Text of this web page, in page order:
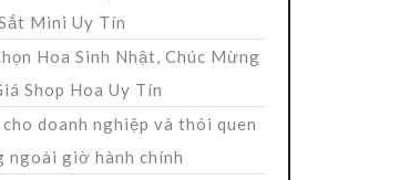
Mini Uy Tín
Hoa Sinh Nhật, Chúc Mừng
Shop Hoa Uy Tín
doanh nghiệp và thói quen
ngoài giờ hành chính